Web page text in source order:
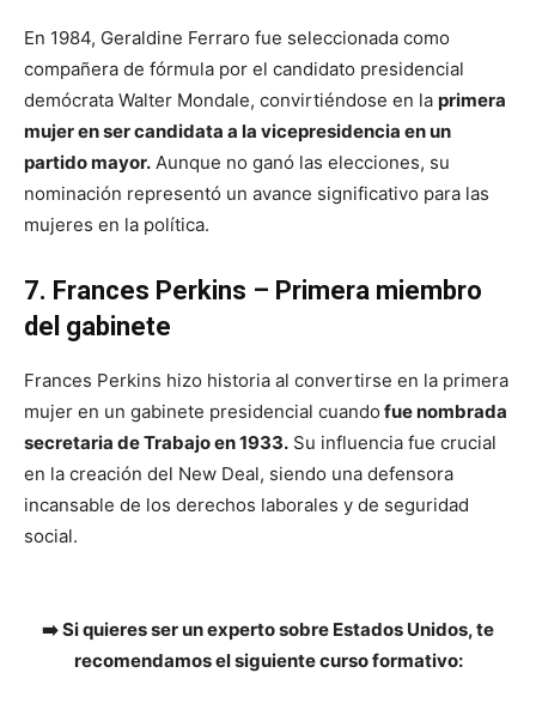
En 1984, Geraldine Ferraro fue seleccionada como
compañera de fórmula por el candidato presidencial
demócrata Walter Mondale, convirtiéndose en la primera
mujer en ser candidata a la vicepresidencia en un
partido mayor. Aunque no ganó las elecciones, su
nominación representó un avance significativo para las
mujeres en la política.
7. Frances Perkins – Primera miembro
del gabinete
Frances Perkins hizo historia al convertirse en la primera
mujer en un gabinete presidencial cuando fue nombrada
secretaria de Trabajo en 1933. Su influencia fue crucial
en la creación del New Deal, siendo una defensora
incansable de los derechos laborales y de seguridad
social.
➡️ Si quieres ser un experto sobre Estados Unidos, te
recomendamos el siguiente curso formativo: